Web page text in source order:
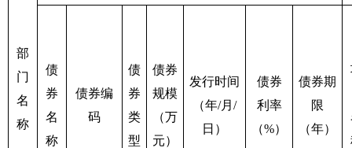
部
门
名
称
债
券
名
称
债券编
码
债
券
类
型
债券
规模
（万
元）
发行时间
（年/月/
日）
债券
利率
（%）
债券期
限
（年）